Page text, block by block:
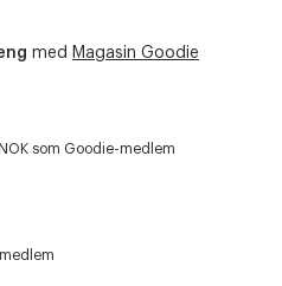
med Magasin Goodie
som Goodie-medlem